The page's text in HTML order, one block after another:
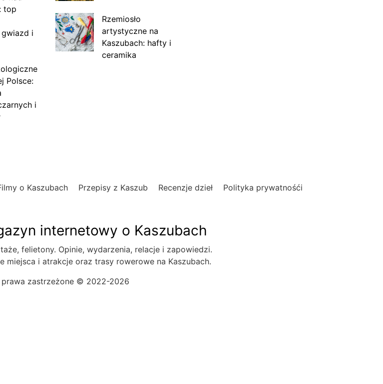
top
i
Polsce:
i
Rzemiosło
artystyczne na
Kaszubach: hafty i
ceramika
o Kaszubach Przepisy z Kaszub Recenzje dzieł Polityka prywatnośći
internetowy o Kaszubach
felietony. Opinie, wydarzenia, relacje i zapowiedzi.
miejsca i atrakcje oraz trasy rowerowe na Kaszubach.
prawa zastrzeżone © 2022-2026